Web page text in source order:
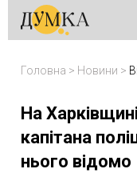
Головна > Новини >
На
капітана
нього відомо